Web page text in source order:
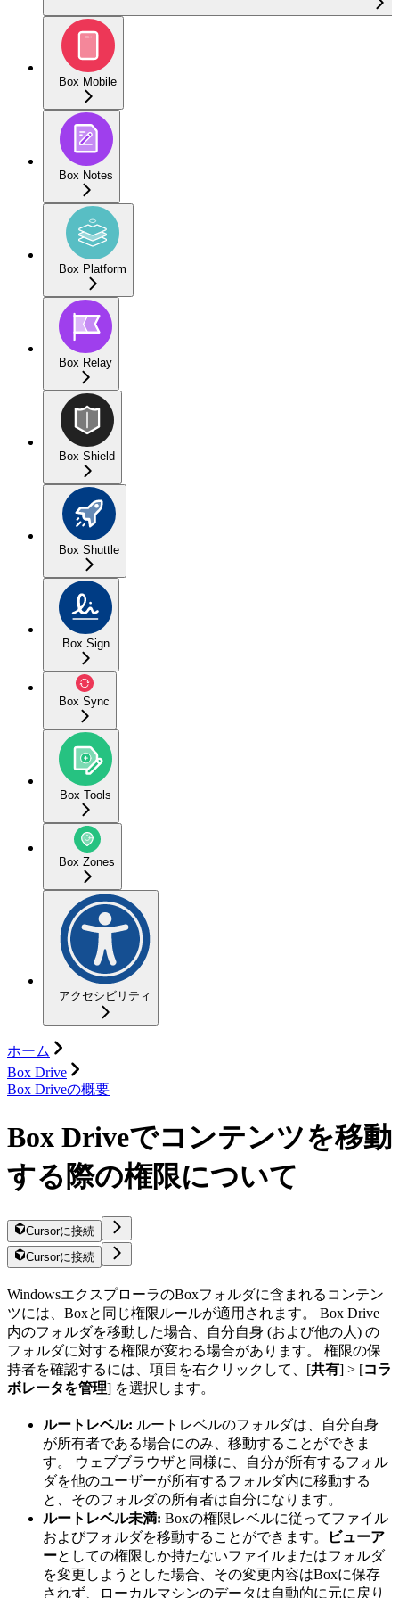
Box Mobile
Box Notes
Box Platform
Box Relay
Box Shield
Box Shuttle
Box Sign
Box Sync
Box Tools
Box Zones
アクセシビリティ
ホーム
Box Drive
Box Driveの概要
Box Driveでコンテンツを移動
する際の権限について
Cursorに接続
Cursorに接続
WindowsエクスプローラのBoxフォルダに含まれるコンテン
ツには、Boxと同じ権限ルールが適用されます。 Box Drive
内のフォルダを移動した場合、自分自身 (および他の人) の
フォルダに対する権限が変わる場合があります。 権限の保
持者を確認するには、項目を右クリックして、[共有] > [コラ
ボレータを管理] を選択します。
ルートレベル: ルートレベルのフォルダは、自分自身
が所有者である場合にのみ、移動することができま
す。 ウェブブラウザと同様に、自分が所有するフォル
ダを他のユーザーが所有するフォルダ内に移動する
と、そのフォルダの所有者は自分になります。
ルートレベル未満: Boxの権限レベルに従ってファイル
およびフォルダを移動することができます。
ビューア
ーとしての権限しか持たないファイルまたはフォルダ
を変更しようとした場合、その変更内容はBoxに保存
されず、ローカルマシンのデータは自動的に元に戻り